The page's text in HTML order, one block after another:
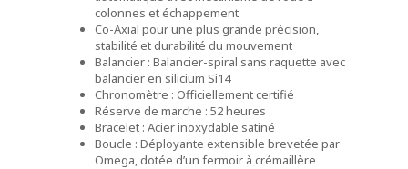
colonnes et échappement
Co-Axial pour une plus grande précision,
stabilité et durabilité du mouvement
Balancier : Balancier-spiral sans raquette avec
balancier en silicium Si14
Chronomètre : Officiellement certifié
Réserve de marche : 52 heures
Bracelet : Acier inoxydable satiné
Boucle : Déployante extensible brevetée par
Omega, dotée d’un fermoir à crémaillère